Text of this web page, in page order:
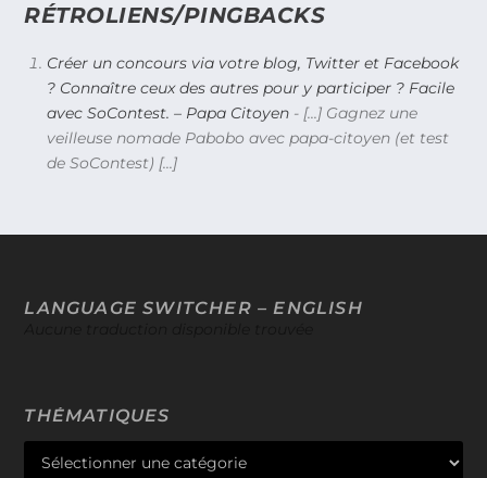
RÉTROLIENS/PINGBACKS
Créer un concours via votre blog, Twitter et Facebook
? Connaître ceux des autres pour y participer ? Facile
avec SoContest. – Papa Citoyen - [...] Gagnez une
veilleuse nomade Pabobo avec papa-citoyen (et test
de SoContest) [...]
LANGUAGE SWITCHER – ENGLISH
THÉMATIQUES